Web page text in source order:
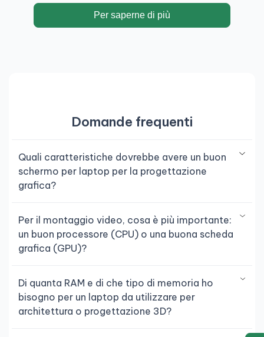
Per saperne di più
Domande frequenti
Quali caratteristiche dovrebbe avere un buon
schermo per laptop per la progettazione
grafica?
Per il montaggio video, cosa è più importante:
un buon processore (CPU) o una buona scheda
grafica (GPU)?
Di quanta RAM e di che tipo di memoria ho
bisogno per un laptop da utilizzare per
architettura o progettazione 3D?